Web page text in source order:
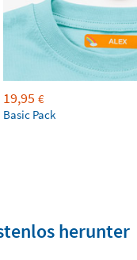
19,95 €
Basic Pack
herunter